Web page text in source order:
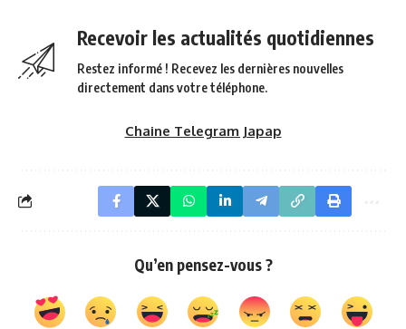
Recevoir les actualités quotidiennes
Restez informé ! Recevez les dernières nouvelles
directement dans votre téléphone.
Chaine Telegram Japap
Qu’en pensez-vous ?